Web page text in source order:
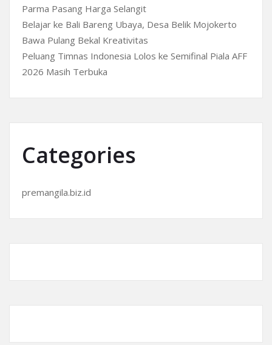
Parma Pasang Harga Selangit
Belajar ke Bali Bareng Ubaya, Desa Belik Mojokerto
Bawa Pulang Bekal Kreativitas
Peluang Timnas Indonesia Lolos ke Semifinal Piala AFF
2026 Masih Terbuka
Categories
premangila.biz.id